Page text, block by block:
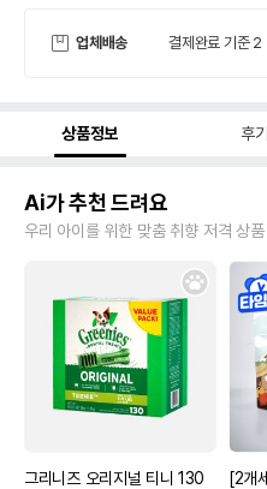
업체배송 결제완료 기준
상품정보 후기
Ai가 추천 드려요
우리 아이를 위한 맞춤 취향 저격 상품
그리니즈 오리지널 티니 130
[2개